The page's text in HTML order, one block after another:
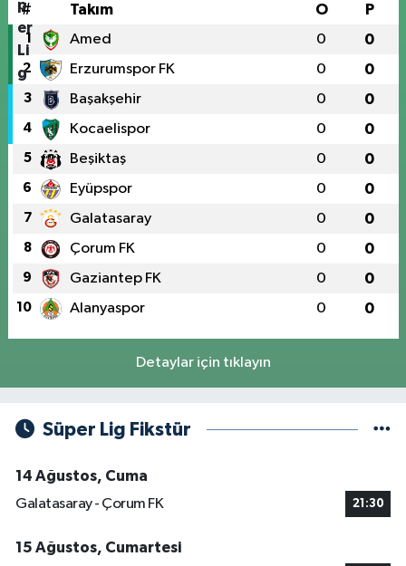
# Takım O P
1 Amed 0 0
2 Erzurumspor FK 0 0
3 Başakşehir 0 0
4 Kocaelispor 0 0
5 Beşiktaş 0 0
6 Eyüpspor 0 0
7 Galatasaray 0 0
8 Çorum FK 0 0
9 Gaziantep FK 0 0
10 Alanyaspor 0 0
Detaylar için tıklayın
Süper Lig Fikstür
14 Ağustos, Cuma
Galatasaray - Çorum FK
21:30
15 Ağustos, Cumartesi